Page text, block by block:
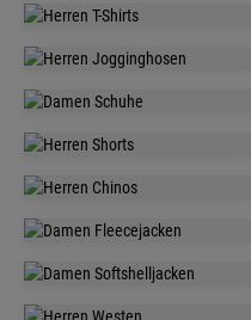
HERREN
POLOSHIRTS
HERREN
T-SHIRTS
HERREN
JOGGINGHOSEN
DAMEN
SCHUHE
HERREN
SHORTS
HERREN
CHINOS
DAMEN
FLEECEJACKEN